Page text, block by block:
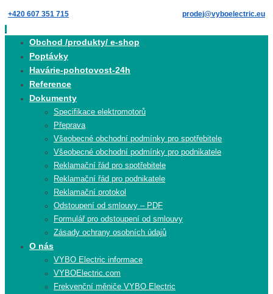
Skip
to
content
+420 607 351 715 prodej@vyboelectric.eu
Obchod /produkty/ e-shop
Poptávky
Havárie-pohotovost-24h
Reference
Dokumenty
Specifikace elektromotorů
Přeprava
Všeobecné obchodní podmínky pro spotřebitele
Všeobecné obchodní podmínky pro podnikatele
Reklamační řád pro spotřebitele
Reklamační řád pro podnikatele
Reklamační protokol
Odstoupení od smlouvy – PDF
Formulář pro odstoupení od smlouvy
Zásady ochrany osobních údajů
O nás
VYBO Electric informace
VYBOElectric.com
Frekvenční měniče VYBO Electric